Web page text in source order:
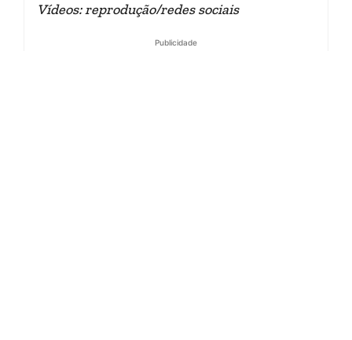
Vídeos: reprodução/redes sociais
Publicidade